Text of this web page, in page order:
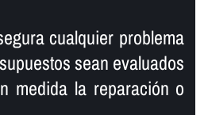
cualquier problema
sean evaluados
medida la reparación o